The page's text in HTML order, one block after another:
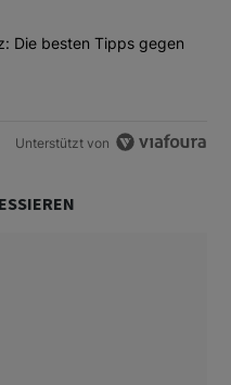
in der Schweiz: Die
Die besten Tipps gegen
Unterstützt von